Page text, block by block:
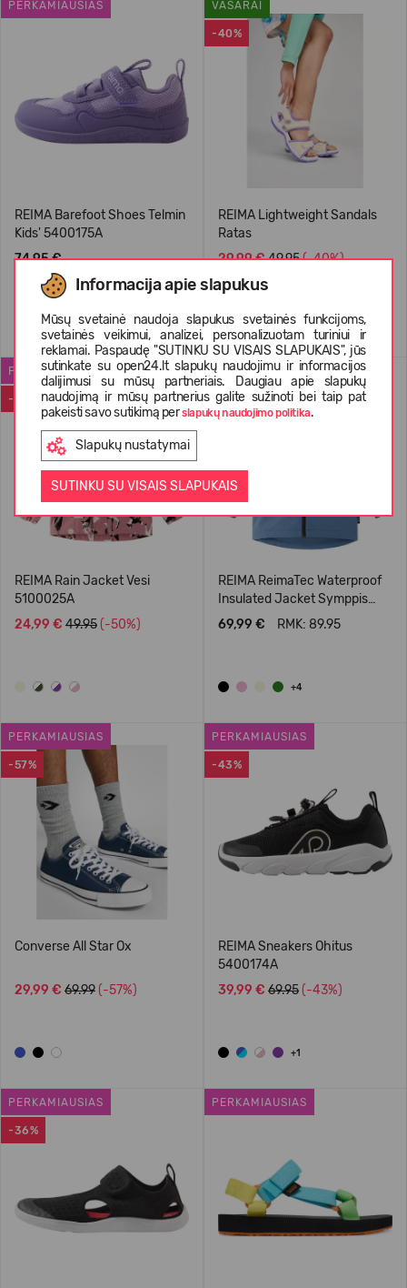
Informacija apie slapukus
Mūsų svetainė naudoja slapukus svetainės funkcijoms,
svetainės veikimui, analizei, personalizuotam turiniui ir
reklamai. Paspaudę "SUTINKU SU VISAIS SLAPUKAIS", jūs
sutinkate su open24.lt slapukų naudojimu ir informacijos
dalijimusi su mūsų partneriais. Daugiau apie slapukų
naudojimą ir mūsų partnerius galite sužinoti bei taip pat
pakeisti savo sutikimą perslapukų naudojimo politika.
Slapukų nustatymai
SUTINKU SU VISAIS SLAPUKAIS
PERKAMIAUSIAS
REIMA Barefoot Shoes Telmin
Kids' 5400175A
74,95 €
+1
-40%
VASARAI
REIMA Lightweight Sandals
Ratas
29,99 €49.95(-40%)
-50%
PERKAMIAUSIAS
REIMA Rain Jacket Vesi
5100025A
24,99 € 49.95 (-50%)
REIMATEC MEDŽIAGA
REIMA ReimaTec Waterproof
Insulated Jacket Symppis
5100045B
69,99 € RMK: 89.95
+4
-57%
PERKAMIAUSIAS
Converse All Star Ox
29,99 € 69.99 (-57%)
-43%
PERKAMIAUSIAS
REIMA Sneakers Ohitus
5400174A
39,99 € 69.95 (-43%)
+1
-36%
PERKAMIAUSIAS PERKAMIAUSIAS